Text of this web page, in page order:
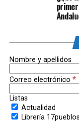
Nombre y apellidos
Correo electrónico *
Listas
Actualidad
Librería